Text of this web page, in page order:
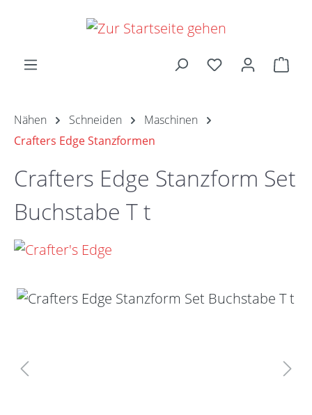
Zum Hauptinhalt springen
Nähen Schneiden
Maschinen
Crafters Edge Stanzformen
Crafters Edge Stanzform Set
Buchstabe T t
Bildergalerie überspringen